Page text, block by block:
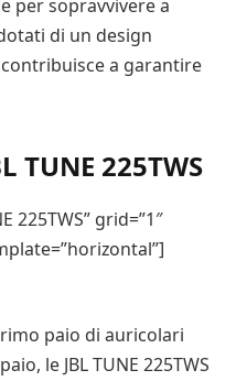
per sopravvivere a
di un design
a garantire
TUNE 225TWS
225TWS” grid=”1″
paio di auricolari
le JBL TUNE 225TWS